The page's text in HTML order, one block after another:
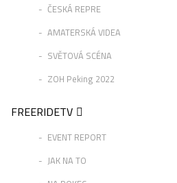
ČESKÁ REPRE
AMATERSKÁ VIDEA
SVĚTOVÁ SCÉNA
ZOH Peking 2022
FREERIDETV
EVENT REPORT
JAK NA TO